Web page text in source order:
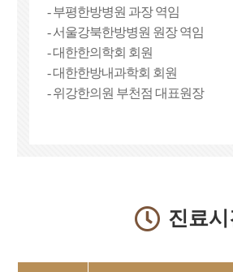
- 부평한방병원 과장 역임
- 서울강북한방병원 원장 역임
- 대한한의학회 회원
- 대한한방내과학회 회원
- 위강한의원 부천점 대표원장
진료